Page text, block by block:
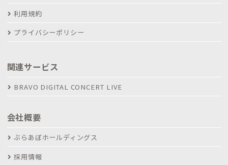
利用規約
プライバシーポリシー
関連サービス
BRAVO DIGITAL CONCERT LIVE
会社概要
ぶらあぼホールディングス
採用情報